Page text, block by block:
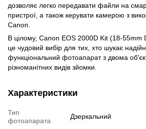
дозволяє легко передавати файли на
пристрої, а також керувати камерою з
Canon.
В цілому, Canon EOS 2000D Kit (18-55mm
це чудовий вибір для тих, хто шукає
функціональний фотоапарат з двома
різноманітних видів зйомки.
Характеристики
Тип
фотоапарата
Дзеркальний